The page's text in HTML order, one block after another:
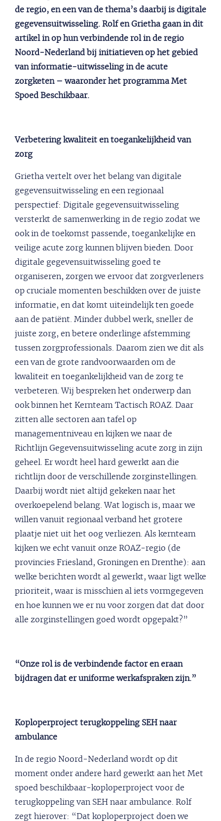
de regio, en een van de thema’s daarbij is digitale
gegevensuitwisseling. Rolf en Grietha gaan in dit
artikel in op hun verbindende rol in de regio
Noord-Nederland bij initiatieven op het gebied
van informatie-uitwisseling in de acute
zorgketen – waaronder het programma Met
Spoed Beschikbaar.
Verbetering kwaliteit en toegankelijkheid van
zorg
Grietha vertelt over het belang van digitale
gegevensuitwisseling en een regionaal
perspectief: Digitale gegevensuitwisseling
versterkt de samenwerking in de regio zodat we
ook in de toekomst passende, toegankelijke en
veilige acute zorg kunnen blijven bieden. Door
digitale gegevensuitwisseling goed te
organiseren, zorgen we ervoor dat zorgverleners
op cruciale momenten beschikken over de juiste
informatie, en dat komt uiteindelijk ten goede
aan de patiënt. Minder dubbel werk, sneller de
juiste zorg, en betere onderlinge afstemming
tussen zorgprofessionals. Daarom zien we dit als
een van de grote randvoorwaarden om de
kwaliteit en toegankelijkheid van de zorg te
verbeteren. Wij bespreken het onderwerp dan
ook binnen het Kernteam Tactisch ROAZ. Daar
zitten alle sectoren aan tafel op
managementniveau en kijken we naar de
Richtlijn Gegevensuitwisseling acute zorg in zijn
geheel. Er wordt heel hard gewerkt aan die
richtlijn door de verschillende zorginstellingen.
Daarbij wordt niet altijd gekeken naar het
overkoepelend belang. Wat logisch is, maar we
willen vanuit regionaal verband het grotere
plaatje niet uit het oog verliezen. Als kernteam
kijken we echt vanuit onze ROAZ-regio (de
provincies Friesland, Groningen en Drenthe): aan
welke berichten wordt al gewerkt, waar ligt welke
prioriteit, waar is misschien al iets vormgegeven
en hoe kunnen we er nu voor zorgen dat dat door
alle zorginstellingen goed wordt opgepakt?”
“Onze rol is de verbindende factor en eraan
bijdragen dat er uniforme werkafspraken zijn.”
Koploperproject terugkoppeling SEH naar
ambulance
In de regio Noord-Nederland wordt op dit
moment onder andere hard gewerkt aan het Met
spoed beschikbaar-koploperproject voor de
terugkoppeling van SEH naar ambulance. Rolf
zegt hierover: “Dat koploperproject doen we